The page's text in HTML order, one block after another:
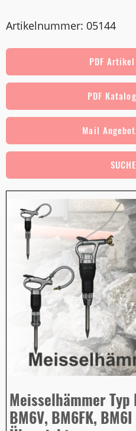
Artikelnummer: 05144
PDF
PDF
Mail
Meisselhämmer Typ
BM6V, BM6FK, BM6I